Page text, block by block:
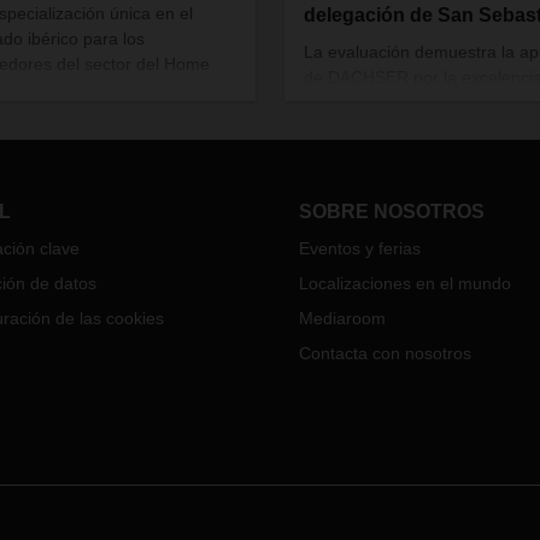
única en el
ibérico para los
delegación de San
La evaluación demuestra la
solución DACHSER específica
clave
de datos
de las cookies
SOBRE NOSOTROS
Eventos y ferias
Localizaciones en el mundo
Mediaroom
Contacta con nosotros